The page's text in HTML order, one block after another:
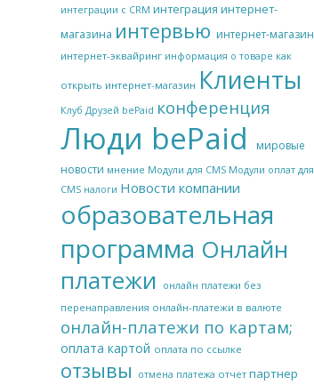
интеграции с CRM интеграция интернет-
магазина интервью интернет-магазин
интернет-эквайринг информация о товаре как
открыть интернет-магазин Клиенты
Клуб Друзей bePaid конференция
Люди bePaid
мировые
новости мнение Модули для CMS Модули оплат для
CMS налоги Новости компании
образовательная
программа Онлайн
платежи
онлайн платежи без
перенаправления онлайн-платежи в валюте
онлайн-платежи по картам;
оплата картой оплата по ссылке
отзывы отмена платежа отчет партнер